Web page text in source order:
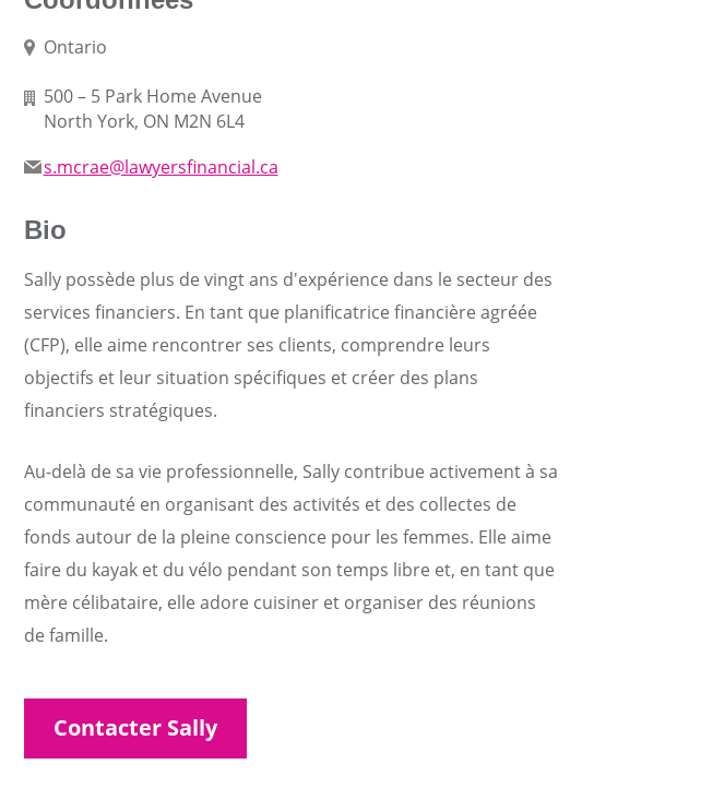
Ontario
500 – 5 Park Home Avenue
North York, ON M2N 6L4
s.mcrae@lawyersfinancial.ca
Bio
Sally possède plus de vingt ans d'expérience dans le secteur des
services financiers. En tant que planificatrice financière agréée
(CFP), elle aime rencontrer ses clients, comprendre leurs
objectifs et leur situation spécifiques et créer des plans
financiers stratégiques.
Au-delà de sa vie professionnelle, Sally contribue activement à sa
communauté en organisant des activités et des collectes de
fonds autour de la pleine conscience pour les femmes. Elle aime
faire du kayak et du vélo pendant son temps libre et, en tant que
mère célibataire, elle adore cuisiner et organiser des réunions
de famille.
Contacter Sally